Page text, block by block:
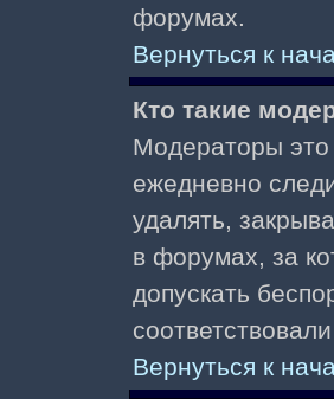
форумах.
Вернуться к
Кто такие
Модераторы это
ежедневно
удалять,
в форумах, за
допускать
Вернуться к